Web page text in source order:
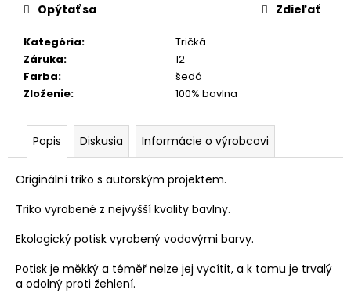
Kategória:
Tričká
Záruka:
12
Farba:
šedá
Zloženie: 100% bavlna
Opýtať sa Zdieľať
Popis Diskusia Informácie o výrobcovi
Originální triko s autorským projektem.
Triko vyrobené z nejvyšší kvality bavlny.
Ekologický potisk vyrobený vodovými barvy.
Potisk je měkký a téměř nelze jej vycítit, a k tomu je trvalý
a odolný proti žehlení.